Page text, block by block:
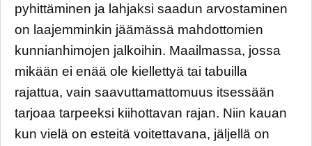
pyhittäminen ja lahjaksi saadun arvostaminen
on laajemminkin jäämässä mahdottomien
kunnianhimojen jalkoihin. Maailmassa, jossa
mikään ei enää ole kiellettyä tai tabuilla
rajattua, vain saavuttamattomuus itsessään
tarjoaa tarpeeksi kiihottavan rajan. Niin kauan
kun vielä on esteitä voitettavana, jäljellä on